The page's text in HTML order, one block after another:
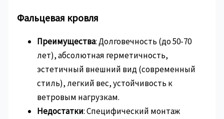
Фальцевая кровля
Преимущества: Долговечность (до 50-70
лет), абсолютная герметичность,
эстетичный внешний вид (современный
стиль), легкий вес, устойчивость к
ветровым нагрузкам.
Недостатки: Специфический монтаж